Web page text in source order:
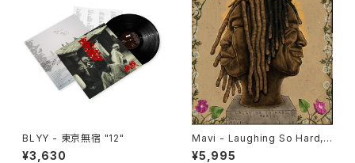
BLYY - 東京無宿 "12"
¥3,630
Mavi - Laughing So Hard, I
t Hurts "LP"
¥5,995